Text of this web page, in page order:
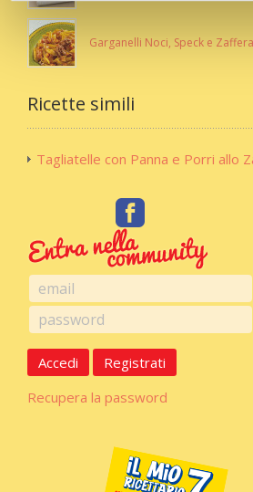
Garganelli Noci, Speck e
Ricette simili
Tagliatelle con Panna e Porri allo
Accedi
Registrati
Recupera la password